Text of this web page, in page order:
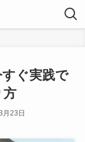
ぐ実践で
方
月23日